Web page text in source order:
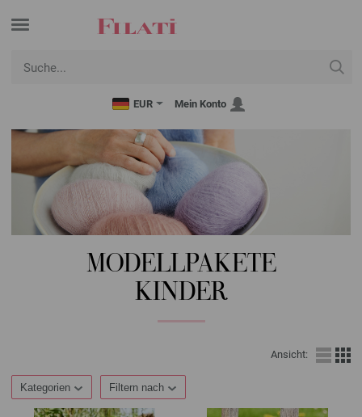
EUR Mein Konto
MODELLPAKETE
KINDER
Ansicht:
Kategorien Filtern nach